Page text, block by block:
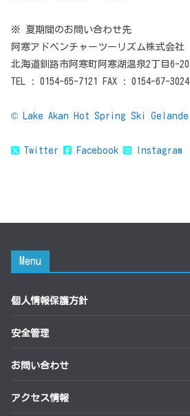
※ 夏期間のお問い合わせ先
阿寒アドベンチャーツーリズム株式会社
北海道釧路市阿寒町阿寒湖温泉2丁目6-20
TEL : 0154-65-7121 FAX : 0154-67-3024
© Lake Akan Hot Spring Ski Gelande
Twitter Facebook Instagram
Menu
個人情報保護方針
安全管理
お問い合わせ
アクセス情報